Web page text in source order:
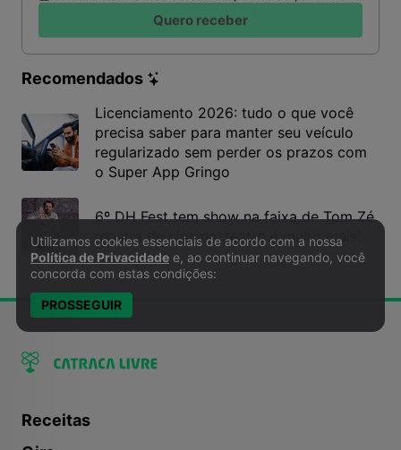
Quero receber
Recomendados
Licenciamento 2026: tudo o que você
precisa saber para manter seu veículo
regularizado sem perder os prazos com
o Super App Gringo
6º DH Fest tem show na faixa de Tom Zé,
mostra de cinema, teatro e muito mais!
Receitas
Política de Privacidade e Cookies
Utilizamos cookies essenciais de acordo com a nossa
Política de Privacidade e, ao continuar navegando, você
concorda com estas condições:
PROSSEGUIR